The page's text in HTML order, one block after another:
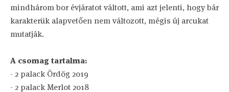
mindhárom bor évjáratot váltott, ami azt jelenti, hogy bár
karakterük alapvetően nem változott, mégis új arcukat
mutatják.
A csomag tartalma:
- 2 palack Ördög 2019
- 2 palack Merlot 2018